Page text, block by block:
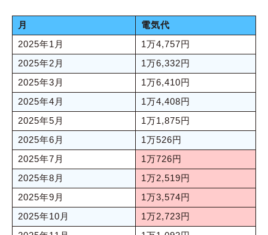
月
電気代
2025年1月
1万4,757円
2025年2月
1万6,332円
2025年3月
1万6,410円
2025年4月
1万4,408円
2025年5月
1万1,875円
2025年6月
1万526円
2025年7月
1万726円
2025年8月
1万2,519円
2025年9月
1万3,574円
2025年10月
1万2,723円